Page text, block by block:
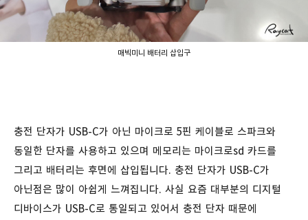
매빅미니 배터리 삽입구
충전 단자가 USB-C가 아닌 마이크로 5핀 케이블로 스파크와
동일한 단자를 사용하고 있으며 메모리는 마이크로sd 카드를
그리고 배터리는 후면에 삽입됩니다. 충전 단자가 USB-C가
아닌점은 많이 아쉽게 느껴집니다. 사실 요즘 대부분의 디지털
디바이스가 USB-C로 통일되고 있어서 충전 단자 때문에